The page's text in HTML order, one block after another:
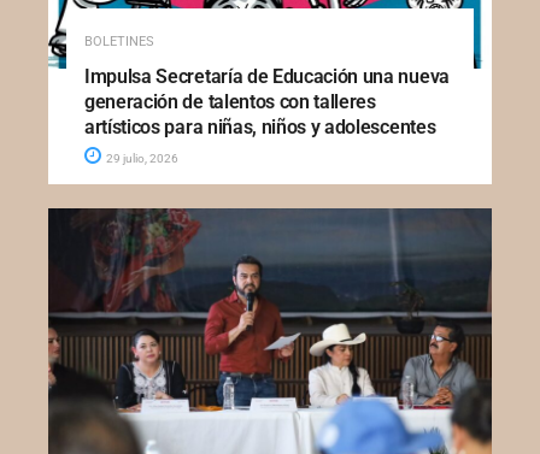
BOLETINES
Impulsa Secretaría de Educación una nueva
generación de talentos con talleres
artísticos para niñas, niños y adolescentes
29 julio, 2026